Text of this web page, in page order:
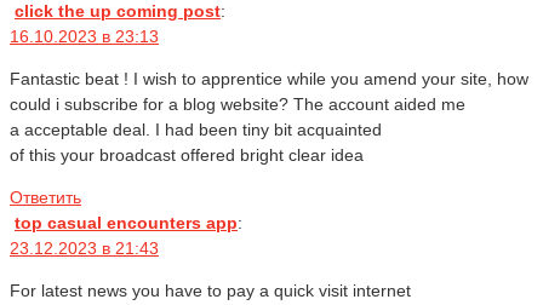
click the up coming post:
16.10.2023 в 23:13
Fantastic beat ! I wish to apprentice while you amend your site, how
could i subscribe for a blog website? The account aided me
a acceptable deal. I had been tiny bit acquainted
of this your broadcast offered bright clear idea
Ответить
top casual encounters app:
23.12.2023 в 21:43
For latest news you have to pay a quick visit internet